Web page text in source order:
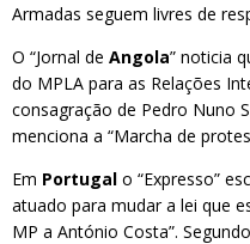
Armadas seguem livres de
O “Jornal de Angola” noticia
do MPLA para as Relações
consagração de Pedro Nuno
menciona a “Marcha de
Em Portugal o “Expresso”
atuado para mudar a lei que
MP a António Costa”.